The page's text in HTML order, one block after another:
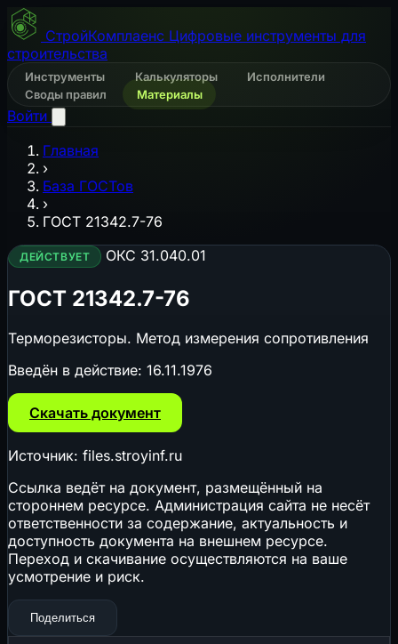
СтройКомплаенс Цифровые инструменты для
строительства
Инструменты Калькуляторы
Исполнители
Своды правил
Материалы
Войти
Главная
›
База ГОСТов
›
ГОСТ 21342.7-76
ДЕЙСТВУЕТ ОКС 31.040.01
ГОСТ 21342.7-76
Терморезисторы. Метод измерения сопротивления
Введён в действие: 16.11.1976
Скачать документ
Источник: files.stroyinf.ru
Ссылка ведёт на документ, размещённый на
стороннем ресурсе. Администрация сайта не несёт
ответственности за содержание, актуальность и
доступность документа на внешнем ресурсе.
Переход и скачивание осуществляются на ваше
усмотрение и риск.
Поделиться